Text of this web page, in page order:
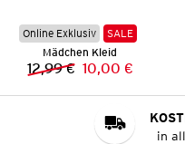
Online Exklusiv
SALE
Mädchen Kleid
Vorheriger
12,99 € Neuer Preis:
10,00 €
in